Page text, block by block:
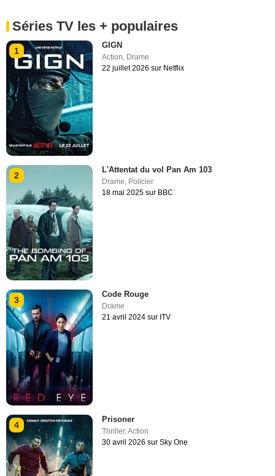
Séries TV les + populaires
1
GIGN
Action Drame
22 juillet 2026 sur Netflix
2
L'Attentat du vol Pan Am 103
Drame, Policier
18 mai 2025 sur BBC
3
Code Rouge
Drame
21 avril 2024 sur ITV
4
Prisoner
Thriller,Action
30 avril 2026 sur Sky One